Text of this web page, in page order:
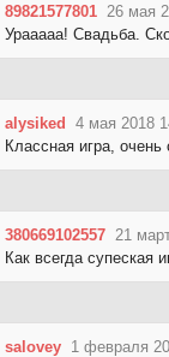
89821577801 26 мая
Урааааа! Свадьба.
alysiked 4 мая 2018
Классная игра, очень
380669102557 21
Как всегда супеская
salovey 1 февраля